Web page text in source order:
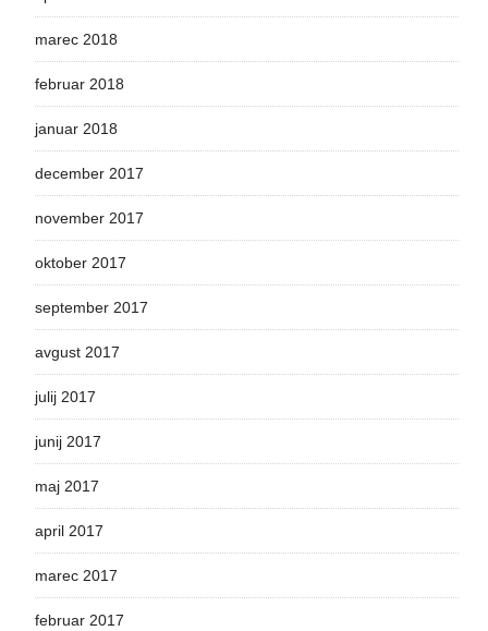
marec 2018
februar 2018
januar 2018
december 2017
november 2017
oktober 2017
september 2017
avgust 2017
julij 2017
junij 2017
maj 2017
april 2017
marec 2017
februar 2017